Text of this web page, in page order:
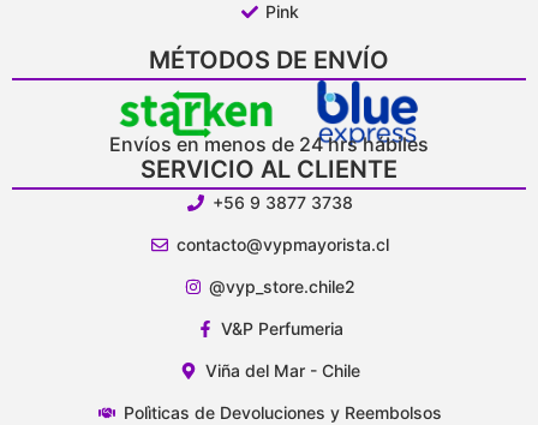
Pink
MÉTODOS DE ENVÍO
Envíos en menos de 24 hrs hábiles
SERVICIO AL CLIENTE
+56 9 3877 3738
contacto@vypmayorista.cl
@vyp_store.chile2
V&P Perfumeria
Viña del Mar - Chile
Polìticas de Devoluciones y Reembolsos